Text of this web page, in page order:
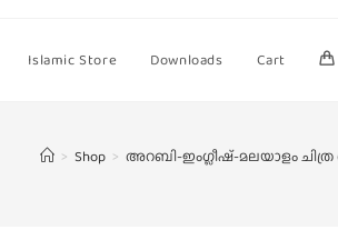
Islamic Store Downloads Cart
> Shop > അറബി-ഇംഗ്ലീഷ്-മലയാളം